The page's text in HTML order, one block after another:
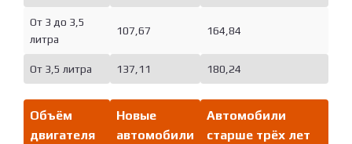
От 3 до 3,5
литра
107,67 164,84
От 3,5 литра 137,11 180,24
Объём
двигателя
Новые
автомобили
Автомобили
старше трёх лет